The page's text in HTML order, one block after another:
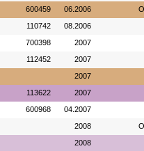
600459 06.2006
110742 08.2006
700398 2007
112452 2007
2007
113622 2007
600968 04.2007
2008
2008